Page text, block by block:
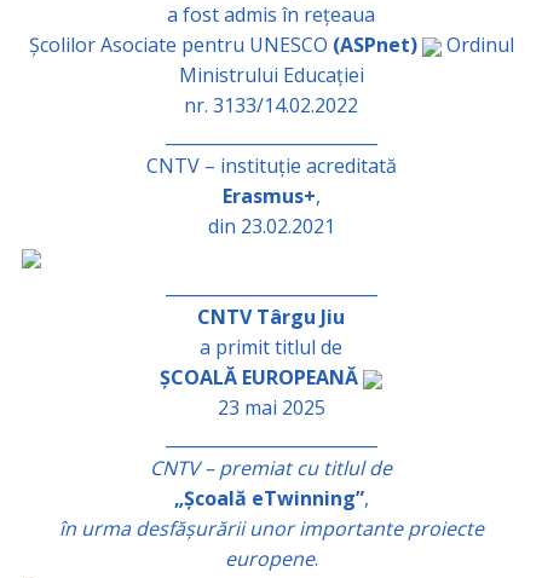
a fost admis în rețeaua
Școlilor Asociate pentru UNESCO (ASPnet)
Ordinul
Ministrului Educației
nr. 3133/14.02.2022
CNTV – instituție acreditată
Erasmus+,
din 23.02.2021
CNTV Târgu Jiu
a primit titlul de
ȘCOALĂ EUROPEANĂ
23 mai 2025
CNTV – premiat cu titlul de
„Școală eTwinning”,
în urma desfășurării unor importante proiecte
europene.